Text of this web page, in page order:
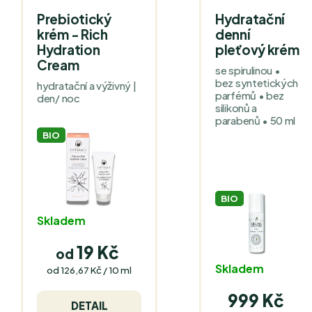
Prebiotický
krém - Rich
Hydration
Cream
hydratační a výživný |
den/ noc
BIO
Skladem
od 19 Kč
Měrná
od 126,67 Kč / 10 ml
DETAIL
Hydratační
denní
pleťový krém
se spirulinou •
bez syntetických
parfémů • bez
silikonů a
parabenů • 50 ml
BIO
Skladem
999 Kč